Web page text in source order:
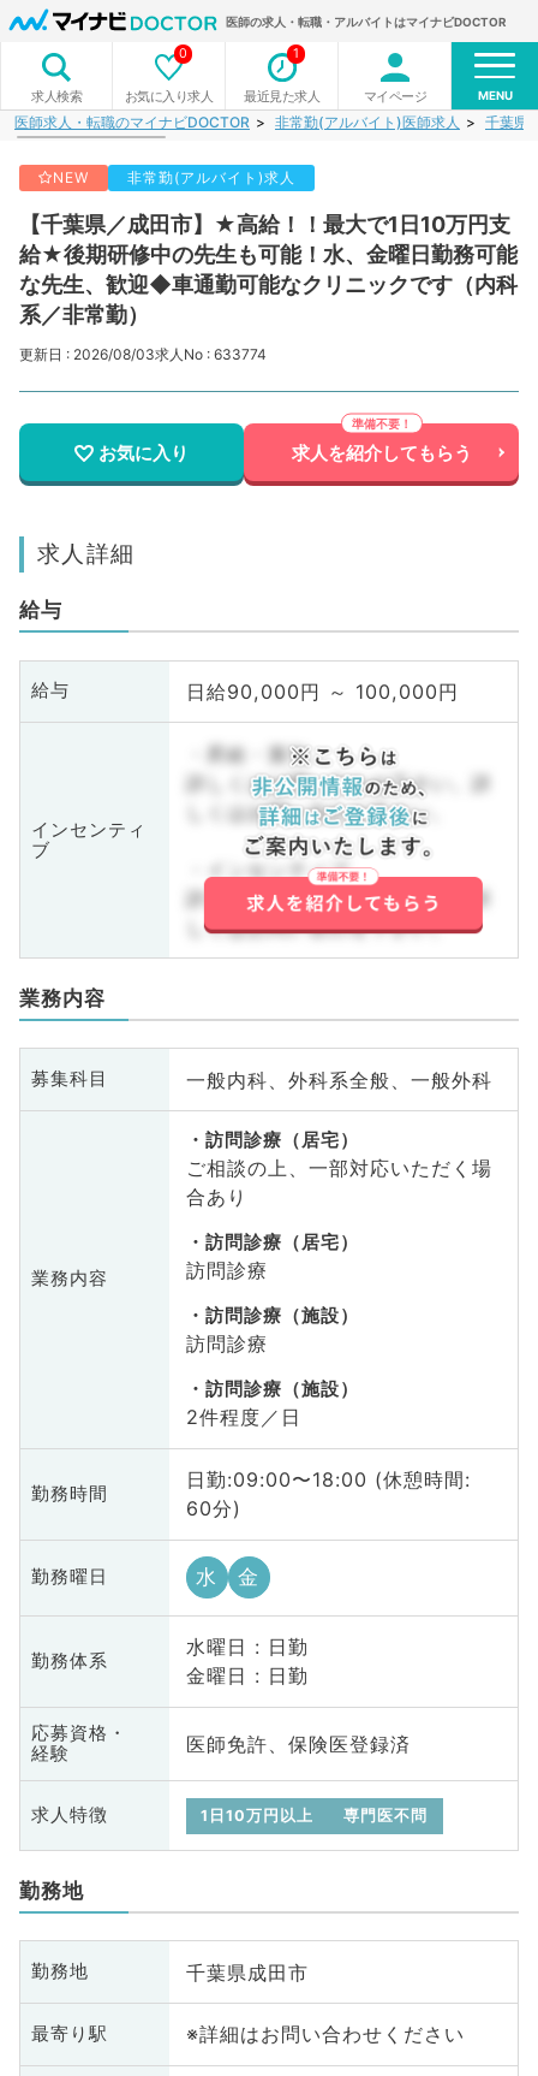
医師の求人・転職・アルバイトはマイナビDOCTOR
求人検索 お気に入り求人
0
最近見た求人
1
マイページ MENU
医師求人・転職のマイナビDOCTOR 非常勤(アルバイト)医師求人 千葉県
NEW 非常勤(アルバイト)求人
【千葉県／成田市】★高給！！最大で1日10万円支
給★後期研修中の先生も可能！水、金曜日勤務可能
な先生、歓迎◆車通勤可能なクリニックです（内科
系／非常勤）
更新日 : 2026/08/03求人No : 633774
お気に入り 求人を紹介してもらう
求人詳細
給与
給与 日給90,000円 ～ 100,000円
インセンティ
ブ
・昇給・賞与
詳しくはお問い合わせ下さい。詳
しくはお問い合わせ下さい。
・インセンティブ
詳しくはお問い合わせ下さい。詳
しくはお問い合わせ下さい。
業務内容
募集科目 一般内科、外科系全般、一般外科
業務内容
訪問診療（居宅）
ご相談の上、一部対応いただく場
合あり
訪問診療（居宅）
訪問診療
訪問診療（施設）
訪問診療
訪問診療（施設）
2件程度／日
勤務時間
日勤:09:00〜18:00 (休憩時間:
60分)
勤務曜日 水 金
勤務体系
水曜日 : 日勤
金曜日 : 日勤
応募資格・
経験
医師免許、保険医登録済
求人特徴 1日10万円以上 専門医不問
勤務地
勤務地 千葉県成田市
最寄り駅 ※詳細はお問い合わせください